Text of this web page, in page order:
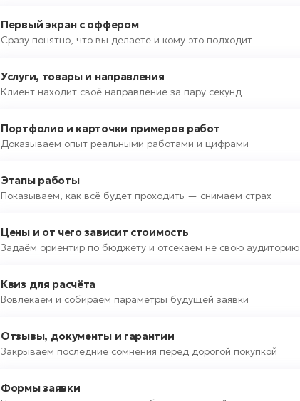
Первый экран с оффером
Сразу понятно, что вы делаете и кому это подходит
Услуги, товары и направления
Клиент находит своё направление за пару секунд
Портфолио и карточки примеров работ
Доказываем опыт реальными работами и цифрами
Этапы работы
Показываем, как всё будет проходить — снимаем страх
Цены и от чего зависит стоимость
Задаём ориентир по бюджету и отсекаем не свою аудиторию
Квиз для расчёта
Вовлекаем и собираем параметры будущей заявки
Отзывы, документы и гарантии
Закрываем последние сомнения перед дорогой покупкой
Формы заявки